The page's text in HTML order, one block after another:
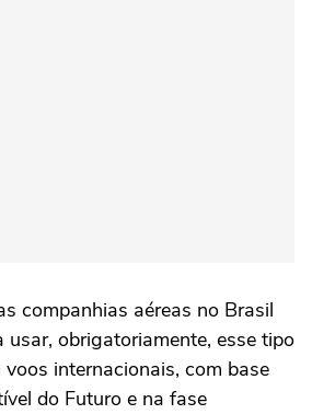
companhias aéreas no Brasil
usar, obrigatoriamente, esse tipo
internacionais, com base
do Futuro e na fase